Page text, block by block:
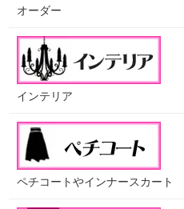
オーダー
インテリア
ペチコートやインナースカート